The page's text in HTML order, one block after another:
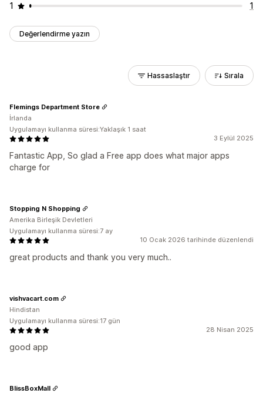
1
1
Değerlendirme yazın
Hassaslaştır Sırala
3 Eylül 2025
Fantastic App, So glad a Free app does what major apps
charge for
Flemings Department Store
İrlanda
Uygulamayı kullanma süresi:Yaklaşık 1 saat
10 Ocak 2026 tarihinde düzenlendi
great products and thank you very much..
Stopping N Shopping
Amerika Birleşik Devletleri
Uygulamayı kullanma süresi:7 ay
28 Nisan 2025
good app
vishvacart.com
Hindistan
Uygulamayı kullanma süresi:17 gün
BlissBoxMall